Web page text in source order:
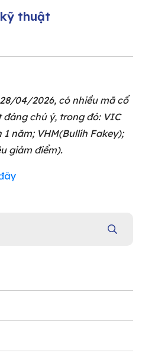
thuật
04/2026, có nhiều mã cổ
chú ý, trong đó: VIC
năm; VHM(Bullíh Fakey);
giảm điểm).